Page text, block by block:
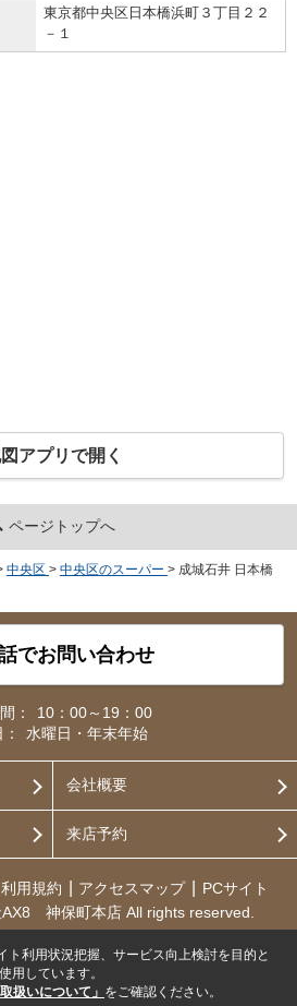
東京都中央区日本橋浜町３丁目２２
－１
アプリで開く
ページトップへ
中央区 > 中央区のスーパー > 成城石井 日本橋
でお問い合わせ
：
10：00～19：00
水曜日・年末年始
会社概要
来店予約
利用規約 アクセスマップ
PCサイト
神保町本店 All rights reserved.
ト利用状況把握、サービス向上検討を目的と
用しています。
扱いについて」 をご確認ください。